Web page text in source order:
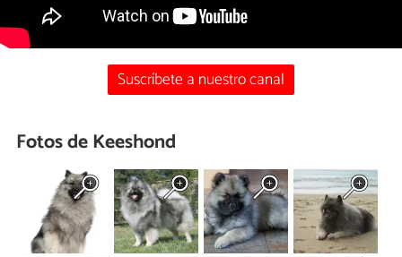
Suscríbete a nuestro canal
Fotos de Keeshond